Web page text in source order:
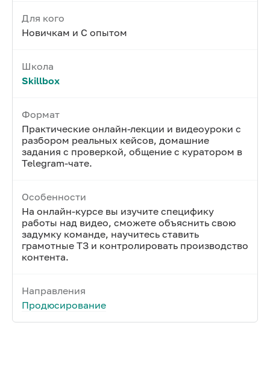
Для кого
Новичкам и С опытом
Школа
Skillbox
Формат
Практические онлайн-лекции и видеоуроки с
разбором реальных кейсов, домашние
задания с проверкой, общение с куратором в
Telegram-чате.
Особенности
На онлайн-курсе вы изучите специфику
работы над видео, сможете объяснить свою
задумку команде, научитесь ставить
грамотные ТЗ и контролировать производство
контента.
Направления
Продюсирование